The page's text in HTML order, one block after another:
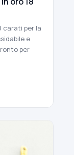
carati per la
e
per